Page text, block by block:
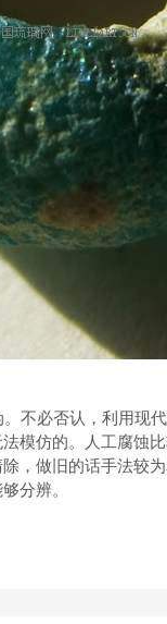
不必否认，利用现
模仿的。人工腐蚀
，做旧的话手法较
分辨。